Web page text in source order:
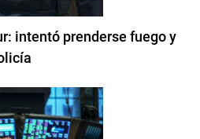
intentó prenderse fuego y